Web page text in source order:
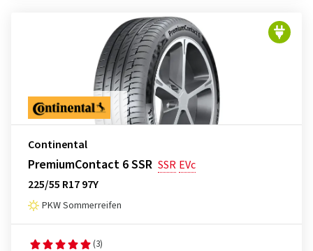
Continental
PremiumContact 6 SSR SSR EVc
225/55 R17 97Y
PKW Sommerreifen
(3)